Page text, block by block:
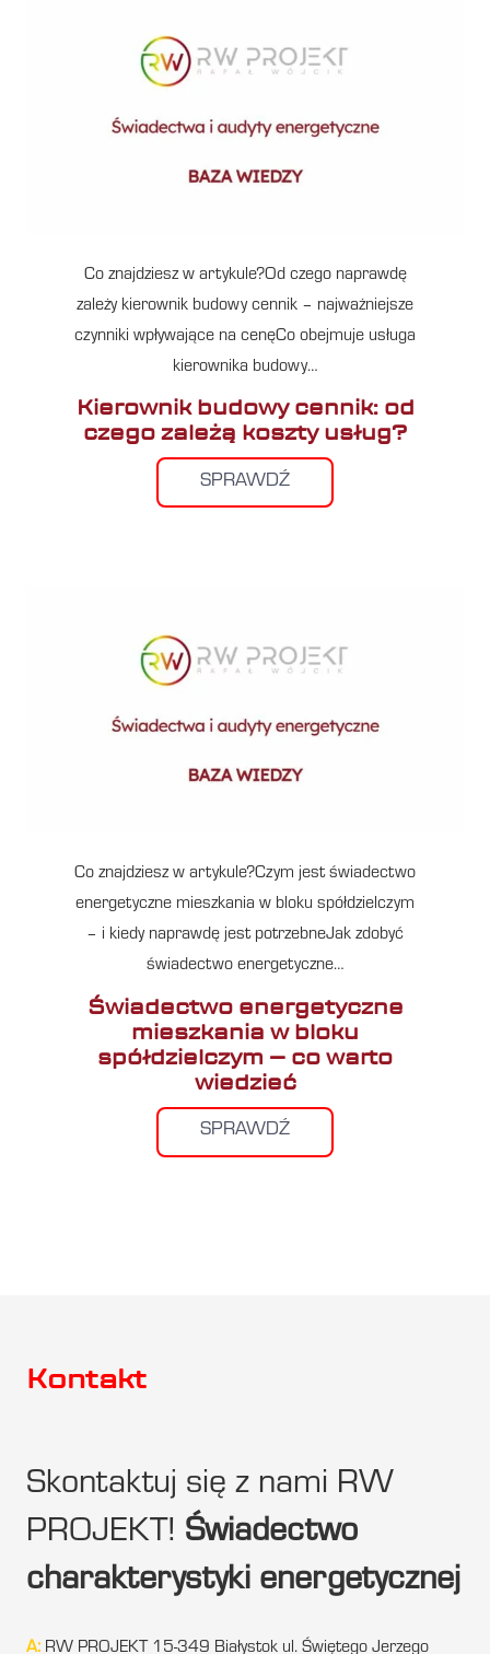
Co znajdziesz w artykule?Od czego naprawdę
zależy kierownik budowy cennik – najważniejsze
czynniki wpływające na cenęCo obejmuje usługa
kierownika budowy…
Kierownik budowy cennik: od
czego zależą koszty usług?
SPRAWDŹ
Co znajdziesz w artykule?Czym jest świadectwo
energetyczne mieszkania w bloku spółdzielczym
– i kiedy naprawdę jest potrzebneJak zdobyć
świadectwo energetyczne…
Świadectwo energetyczne
mieszkania w bloku
spółdzielczym – co warto
wiedzieć
SPRAWDŹ
Kontakt
Skontaktuj się z nami RW
PROJEKT! Świadectwo
charakterystyki energetycznej
A: RW PROJEKT 15-349 Białystok ul. Świętego Jerzego